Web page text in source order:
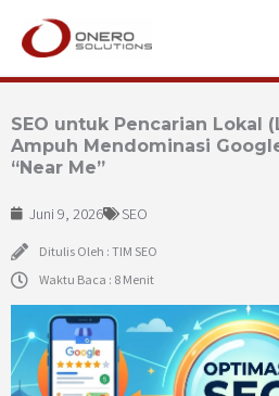
Lewati
SEO untuk Pencarian Lokal
Ampuh Mendominasi
“Near Me”
Juni 9, 2026 SEO
Ditulis Oleh : TIM SEO
Waktu Baca : 8 Menit